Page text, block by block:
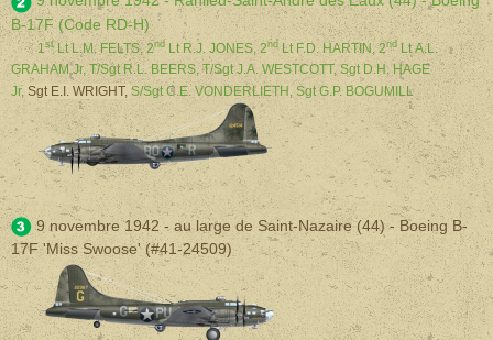
B-17F (Code RD-H)
1stLt L.M. FELTS, 2nd Lt R.J. JONES,2nd Lt F.D. HARTIN,2nd Lt A.L.
GRAHAM Jr, T/Sgt R.L. BEERS, T/Sgt J.A. WESTCOTT, Sgt D.H. HAGE
Jr, Sgt E.I. WRIGHT, S/Sgt C.E. VONDERLIETH, Sgt G.P. BOGUMILL
9 novembre 1942 - au large de Saint-Nazaire (44)- Boeing B-
17F 'Miss Swoose' (#41-24509)